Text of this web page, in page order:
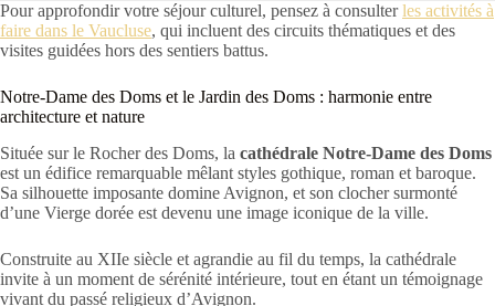
Pour approfondir votre séjour culturel, pensez à consulterles activités à
faire dans le Vaucluse, qui incluent des circuits thématiques et des
visites guidées hors des sentiers battus.
Notre-Dame des Doms et le Jardin des Doms : harmonie entre
architecture et nature
Située sur le Rocher des Doms, la cathédrale Notre-Dame des Doms
est un édifice remarquable mêlant styles gothique, roman et baroque.
Sa silhouette imposante domine Avignon, et son clocher surmonté
d’une Vierge dorée est devenu une image iconique de la ville.
Construite au XIIe siècle et agrandie au fil du temps, la cathédrale
invite à un moment de sérénité intérieure, tout en étant un témoignage
vivant du passé religieux d’Avignon.